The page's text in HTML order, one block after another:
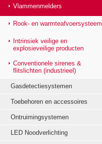
Vlammenmelders
Rook- en warmteafvoersysteem
Intrinsiek veilige en
explosieveilige producten
Conventionele sirenes &
flitslichten (industrieel)
Gasdetectiesystemen
Toebehoren en accessoires
Ontruimingsystemen
LED Noodverlichting